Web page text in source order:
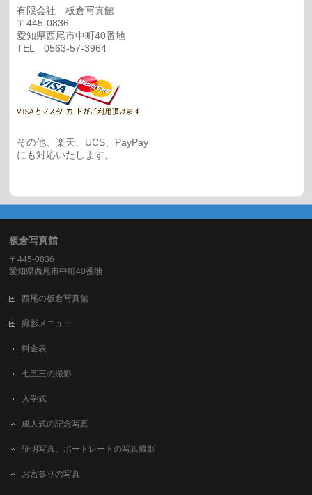
有限会社 板倉写真館
〒445-0836
愛知県西尾市中町40番地
TEL 0563-57-3964
その他、楽天、UCS、PayPay
にも対応いたします。
板倉写真館
〒445-0836
愛知県西尾市中町40番地
西尾の板倉写真館
撮影メニュー
料金表
七五三の撮影
入学式
成人式の記念写真
証明写真、ポートレートの写真撮影
お宮参りの写真